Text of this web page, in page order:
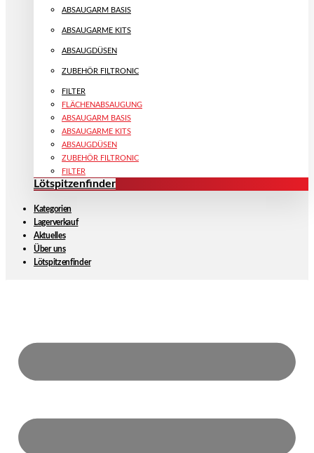
ABSAUGARM BASIS
ABSAUGARME KITS
ABSAUGDÜSEN
ZUBEHÖR FILTRONIC
FILTER
FLÄCHENABSAUGUNG
ABSAUGARM BASIS
ABSAUGARME KITS
ABSAUGDÜSEN
ZUBEHÖR FILTRONIC
FILTER
Lötspitzenfinder
Kategorien
Lagerverkauf
Aktuelles
Über uns
Lötspitzenfinder